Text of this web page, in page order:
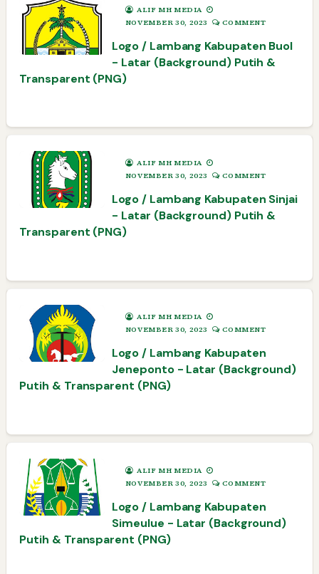
ALIF MH MEDIA
NOVEMBER 30, 2023
COMMENT
Logo / Lambang Kabupaten Buol
- Latar (Background) Putih &
Transparent (PNG)
ALIF MH MEDIA
NOVEMBER 30, 2023
COMMENT
Logo / Lambang Kabupaten Sinjai
- Latar (Background) Putih &
Transparent (PNG)
ALIF MH MEDIA
NOVEMBER 30, 2023
COMMENT
Logo / Lambang Kabupaten
Jeneponto - Latar (Background)
Putih & Transparent (PNG)
ALIF MH MEDIA
NOVEMBER 30, 2023
COMMENT
Logo / Lambang Kabupaten
Simeulue - Latar (Background)
Putih & Transparent (PNG)